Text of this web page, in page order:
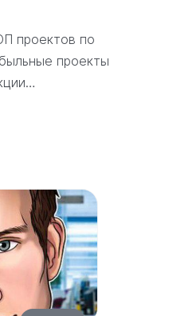
проектов по
проекты